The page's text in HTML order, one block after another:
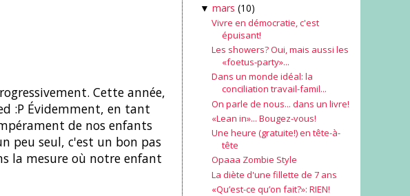
Cette année,
:P Évidemment, en tant
de nos enfants
peu seul, c'est un bon pas
la mesure où notre enfant
▼ mars (10)
Vivre en démocratie, c'est
épuisant!
Les showers? Oui, mais aussi les
«foetus-party»...
Dans un monde idéal: la
conciliation travail-famil...
On parle de nous... dans un livre!
«Lean in»... Bougez-vous!
Une heure (gratuite!) en tête-à-
tête
Opaaa Zombie Style
La diète d'une fillette de 7 ans
«Qu’est-ce qu’on fait?»: RIEN!